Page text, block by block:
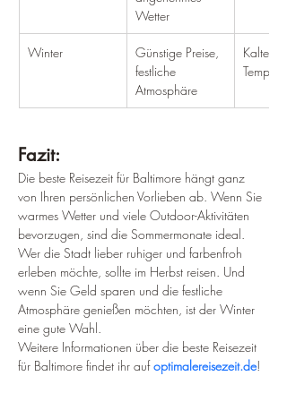
Wetter
Winter
Günstige Preise,
festliche
Atmosphäre
Kalte
Fazit:
Die beste Reisezeit für Baltimore hängt ganz
von Ihren persönlichen Vorlieben ab. Wenn Sie
warmes Wetter und viele Outdoor-Aktivitäten
bevorzugen, sind die Sommermonate ideal.
Wer die Stadt lieber ruhiger und farbenfroh
erleben möchte, sollte im Herbst reisen. Und
wenn Sie Geld sparen und die festliche
Atmosphäre genießen möchten, ist der Winter
eine gute Wahl.
Weitere Informationen über die beste Reisezeit
für Baltimore findet ihr auf optimalereisezeit.de!